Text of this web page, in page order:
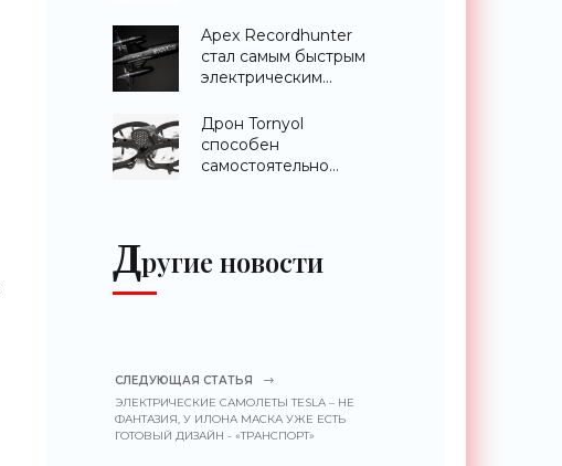
распознавания до 2
км - «Гаджеты»
Apex Recordhunter
стал самым быстрым
электрическим
«Беспилотники»
Дрон Tornyol
способен
самостоятельно
Другие новости
СЛЕДУЮЩАЯ СТАТЬЯ
ЭЛЕКТРИЧЕСКИЕ САМОЛЕТЫ TESLA – НЕ
ФАНТАЗИЯ, У ИЛОНА МАСКА УЖЕ ЕСТЬ
ГОТОВЫЙ ДИЗАЙН - «ТРАНСПОРТ»